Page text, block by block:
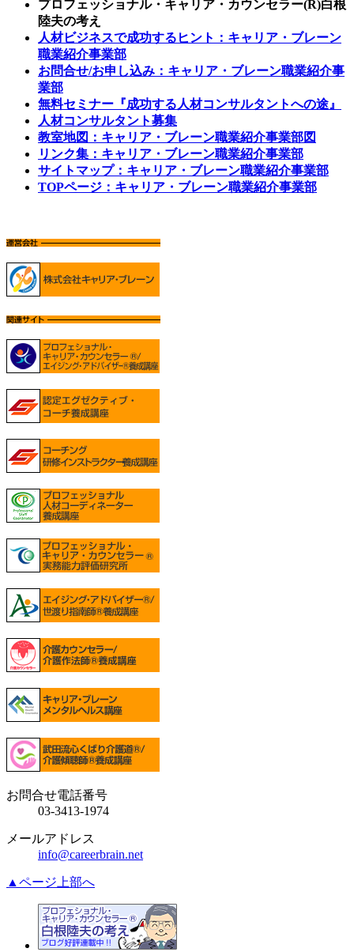
プロフェッショナル・キャリア・カウンセラー(R)白根
陸夫の考え
人材ビジネスで成功するヒント：キャリア・ブレーン
職業紹介事業部
お問合せ/お申し込み：キャリア・ブレーン職業紹介事
業部
無料セミナー『成功する人材コンサルタントへの途』
人材コンサルタント募集
教室地図：キャリア・ブレーン職業紹介事業部図
リンク集：キャリア・ブレーン職業紹介事業部
サイトマップ：キャリア・ブレーン職業紹介事業部
TOPページ：キャリア・ブレーン職業紹介事業部
お問合せ電話番号
03-3413-1974
メールアドレス
info@careerbrain.net
▲ページ上部へ